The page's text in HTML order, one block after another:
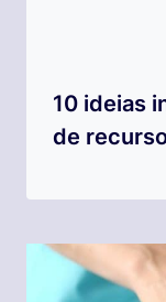
10 ideias
de